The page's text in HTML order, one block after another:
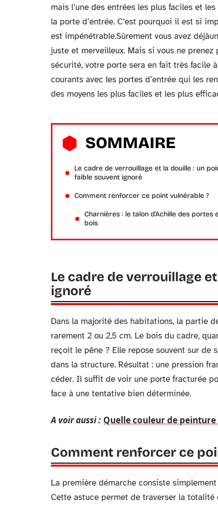
mais l’une des entrées les plus faciles et
la porte d’entrée. C’est pourquoi il est si
est impénétrable.Sûrement vous avez
juste et merveilleux. Mais si vous ne
sécurité, votre porte sera en fait très facile
courants avec les portes d’entrée qui les
des moyens les plus faciles et les plus
SOMMAIRE
Le cadre de verrouillage et la douille : un
faible souvent ignoré
Comment renforcer ce point vulnérable ?
Charnières : le talon d’Achille des portes
bois
Le cadre de verrouillage
ignoré
Dans la majorité des habitations, la partie
rarement 2 ou 2,5 cm. Le bois du cadre,
reçoit le pêne ? Elle repose souvent sur de
dans la structure. Résultat : une pression
céder. Il suffit de voir une porte fracturée
face à une tentative bien déterminée.
A voir aussi : Quelle couleur de
Comment renforcer ce
La première démarche consiste
Cette astuce permet de traverser la